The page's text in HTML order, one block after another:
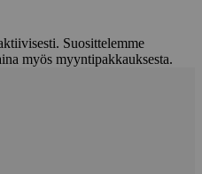
Suosittelemme
myös myyntipakkauksesta.